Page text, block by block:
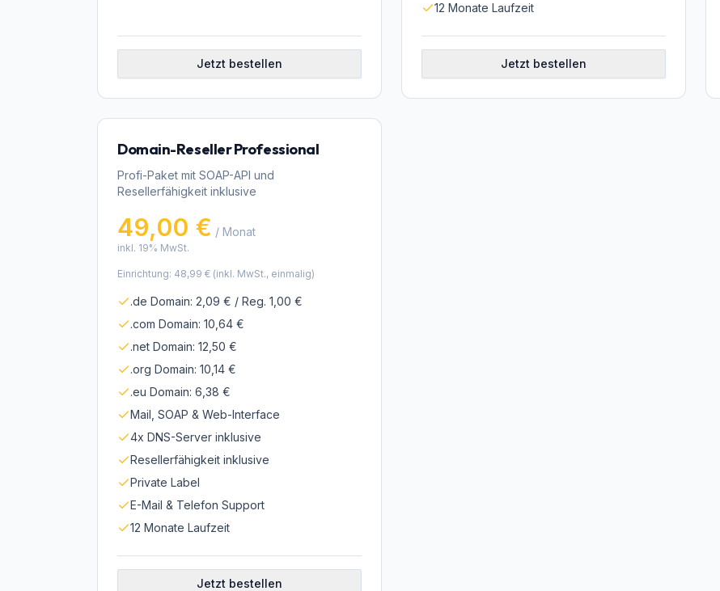
Jetzt bestellen
12 Monate Laufzeit
Jetzt bestellen
Domain-Reseller Professional
Profi-Paket mit SOAP-API und
Resellerfähigkeit inklusive
49,00 € / Monat
inkl. 19% MwSt.
Einrichtung: 48,99 € (inkl. MwSt., einmalig)
.de Domain: 2,09 € / Reg. 1,00 €
.com Domain: 10,64 €
.net Domain: 12,50 €
.org Domain: 10,14 €
.eu Domain: 6,38 €
Mail, SOAP & Web-Interface
4x DNS-Server inklusive
Resellerfähigkeit inklusive
Private Label
E-Mail & Telefon Support
12 Monate Laufzeit
Jetzt bestellen